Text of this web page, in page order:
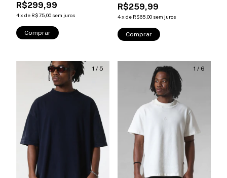
R$299,99
4x de R$75,00 sem juros
Comprar
R$259,99
4x de R$65,00 sem juros
Comprar
1 / 5 1 / 6